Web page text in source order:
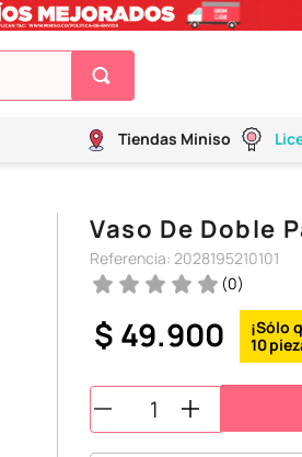
Tiendas Miniso
Vaso De Doble
Referencia: 2028195210101
(0)
$ 49.900 10